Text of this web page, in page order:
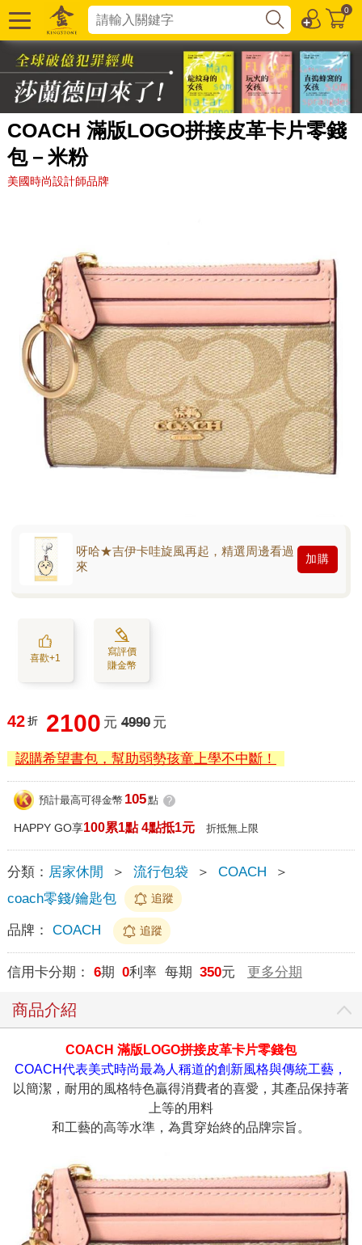
0
COACH 滿版LOGO拼接皮革卡片零錢
包－米粉
美國時尚設計師品牌
呀哈★吉伊卡哇旋風再起，精選周邊看過
來
加購
喜歡+1
寫評價
賺金幣
42 折 2100 元 4990 元
認購希望書包，幫助弱勢孩童上學不中斷！
預計最高可得金幣 105點 ?
HAPPY GO享100累1點 4點抵1元 折抵無上限
分類： 居家休閒 ＞ 流行包袋 ＞ COACH
＞
coach零錢/鑰匙包
追蹤
品牌： COACH 追蹤
信用卡分期： 6期 0利率 每期 350元 更多分期
商品介紹
COACH 滿版LOGO拼接皮革卡片零錢包
COACH代表美式時尚最為人稱道的創新風格與傳統工藝，
以簡潔，耐用的風格特色贏得消費者的喜愛，其產品保持著
上等的用料
和工藝的高等水準，為貫穿始終的品牌宗旨。